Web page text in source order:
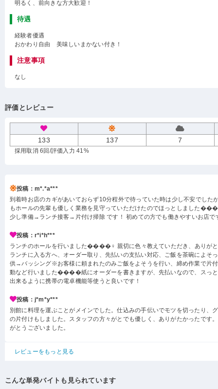
明るく、前向きな方大歓迎！
待遇
経験者優遇
おかわり自由 美味しいまかない付き！
注意事項
なし
評価とレビュー
133 137 7
採用取消 6回 /評価入力 41%
投稿：m*.*a***
到着時お店のカギがあいておらず10分程外で待っていた時は少し不安でした
もホールの先輩も優しく業務を見守っていただけたのでほっとしました
少し準備→ランチ接客→片付け掃除 です！ 初めての方でも働きやすいお
投稿：r*i*h***
ランチのホールを行いました����‍♀️ 親切に色々教えていただき、あり
ランチに入る方へ、オーダー取り、先払いの支払い対応、ご飯を茶碗によそ
供→バッシング※お客様に頼まれたのみご飯をよそうを行い、締め作業で片
動など行いました����紙にオーダーを書きますが、先払いなので、スっ
出来るように携帯の電卓機能等使うと良いです！
投稿：j*m*y***
別館に料理を運ぶことがメインでした。仕込みの手伝いでモツを切ったり、
の片付けもしました。スタッフの方々がとでも優しく、ありがたかったです
がとうございました。
レビューをもっと見る
こんな単発バイトも見られています